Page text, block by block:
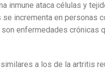
inmune ataca células y
incrementa en personas
enfermedades crónicas
a los de la artritis